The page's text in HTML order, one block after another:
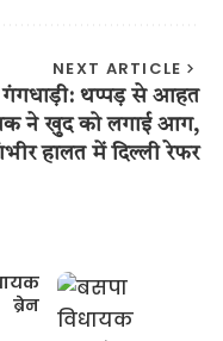
NEXT ARTICLE
गंगधाड़ी: थप्पड़ से आहत
ने खुद को लगाई आग,
हालत में दिल्ली रेफर